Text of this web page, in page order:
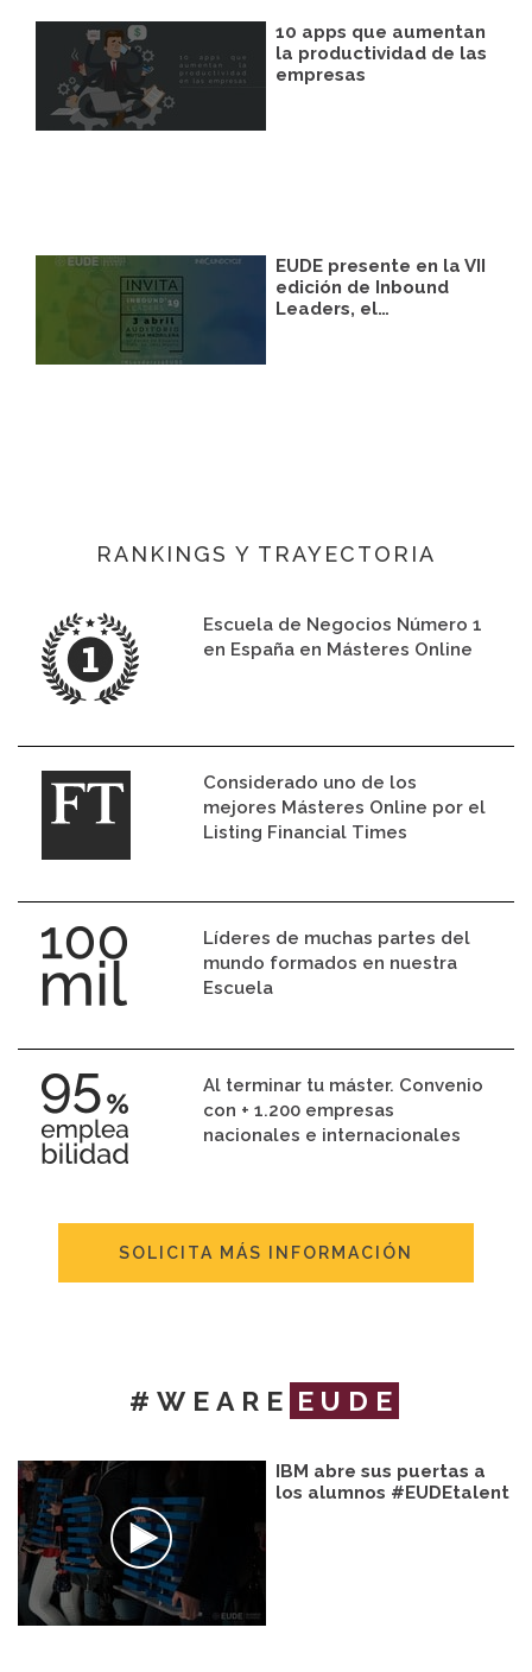
10 apps que aumentan
la productividad de las
empresas
EUDE presente en la VII
edición de Inbound
Leaders, el…
RANKINGS Y TRAYECTORIA
Escuela de Negocios Número 1
en España en Másteres Online
Considerado uno de los
mejores Másteres Online por el
Listing Financial Times
Líderes de muchas partes del
mundo formados en nuestra
Escuela
Al terminar tu máster. Convenio
con + 1.200 empresas
nacionales e internacionales
SOLICITA MÁS INFORMACIÓN
#WEARE EUDE
IBM abre sus puertas a
los alumnos #EUDEtalent